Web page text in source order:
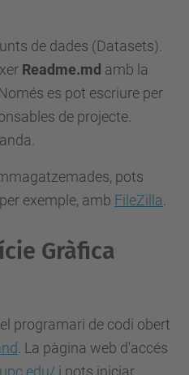
de dades (Datasets).
Readme.md amb la
es pot escriure per
de projecte.
pots
exemple, amb FileZilla
Gràfica
programari de codi obert
. La pàgina web d'accés
i pots iniciar